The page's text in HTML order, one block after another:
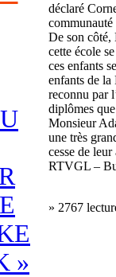
»
déclaré
De son
cette école
ces enfants
enfants de la
reconnu par
diplômes
Monsieur
une très
cesse de
RTVGL –
» 2767